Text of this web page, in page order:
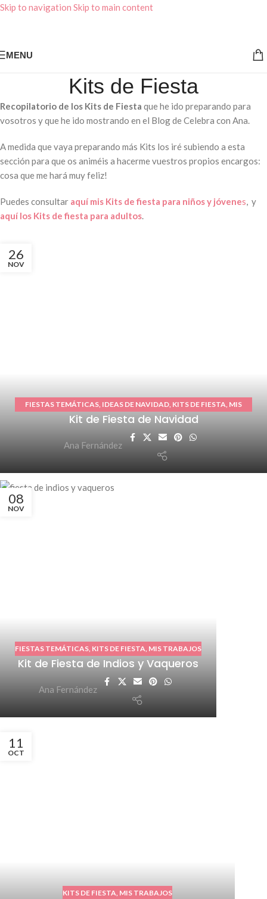
Skip to navigation Skip to main content
MENU
Kits de Fiesta
Recopilatorio de los Kits de Fiesta que he ido preparando para
vosotros y que he ido mostrando en el Blog de Celebra con Ana.
A medida que vaya preparando más Kits los iré subiendo a esta
sección para que os animéis a hacerme vuestros propios encargos:
cosa que me hará muy feliz!
Puedes consultar aquí mis Kits de fiesta para niños y jóvenes, y
aquí los Kits de fiesta para adultos.
26
NOV
FIESTAS TEMÁTICAS IDEAS DE NAVIDAD KITS DE FIESTA MIS
TRABAJOS
Kit de Fiesta de Navidad
Ana Fernández
08
NOV
FIESTAS TEMÁTICAS KITS DE FIESTA MIS TRABAJOS
Kit de Fiesta de Indios y Vaqueros
Ana Fernández
11
OCT
KITS DE FIESTA MIS TRABAJOS